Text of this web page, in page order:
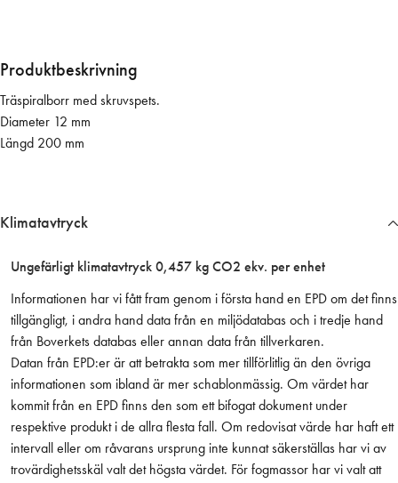
T
r
ä
s
a
B
a
h
c
o
m
ä
n
g
d
Klimatavtryck
Ungefärligt klimatavtryck 0,457 kg CO2 ekv. per enhet
Informationen har vi fått fram genom i första hand en EPD om det finns
tillgängligt, i andra hand data från en miljödatabas och i tredje hand
från Boverkets databas eller annan data från tillverkaren.
Datan från EPD:er är att betrakta som mer tillförlitlig än den övriga
informationen som ibland är mer schablonmässig. Om värdet har
kommit från en EPD finns den som ett bifogat dokument under
respektive produkt i de allra flesta fall. Om redovisat värde har haft ett
intervall eller om råvarans ursprung inte kunnat säkerställas har vi av
trovärdighetsskäl valt det högsta värdet. För fogmassor har vi valt att
Produktbeskrivning
Träspiralborr med skruvspets.
Diameter 12 mm
Längd 200 mm